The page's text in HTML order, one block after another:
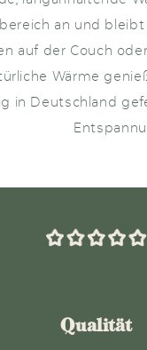
an und
auf der Couch
Wärme
in Deutschland
Qualität